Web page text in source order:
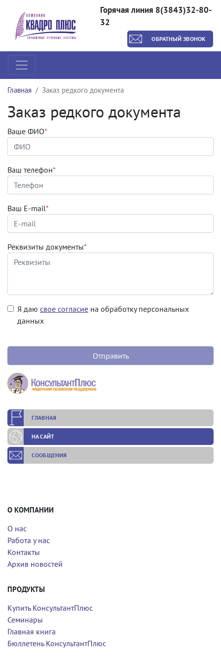
Горячая линия 8(3843)32-80-
32
ОБРАТНЫЙ ЗВОНОК
Главная Заказ редкого документа
Заказ редкого документа
Ваше ФИО*
Ваш телефон*
Ваш E-mail*
Реквизиты документы*
Я даю свое согласие на обработку персональных
данных
ГЛАВНАЯ
НА САЙТ
СООБЩЕНИЯ
О КОМПАНИИ
О нас
Работа у нас
Контакты
Архив новостей
ПРОДУКТЫ
Купить КонсультантПлюс
Семинары
Главная книга
Бюллетень КонсультантПлюс